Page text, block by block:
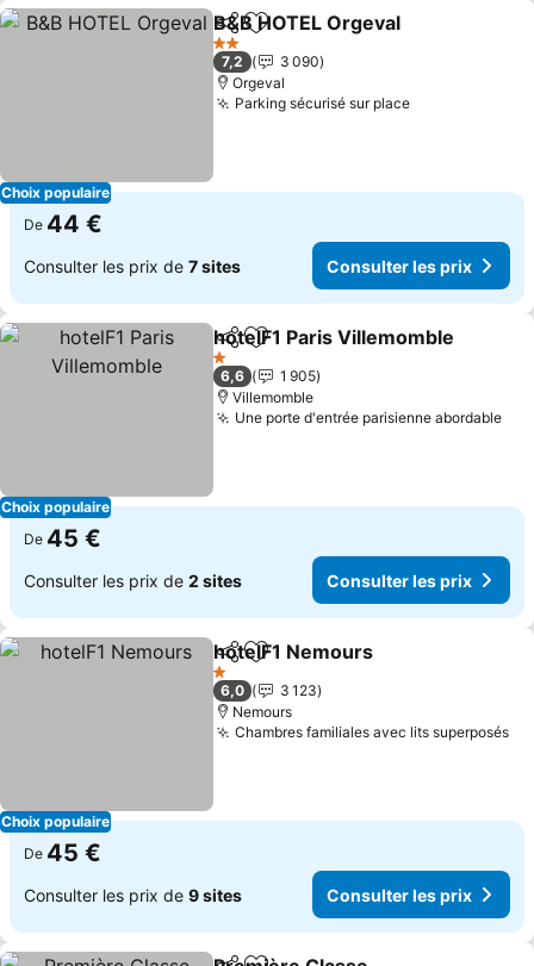
Choix populaire
PartagerAjouter à mes favoris
B&B HOTEL Orgeval
2 Étoiles
7,2
3 090
Orgeval
Parking sécurisé sur place
De 44 €
Consulter les prix de 7 sites Consulter les prix
Choix populaire
PartagerAjouter à mes favoris
hotelF1 Paris Villemomble
1 Étoiles
6,6
1 905
Villemomble
Une porte d'entrée parisienne abordable
De 45 €
Consulter les prix de 2 sites Consulter les prix
Choix populaire
PartagerAjouter à mes favoris
hotelF1 Nemours
1 Étoiles
6,0
3 123
Nemours
Chambres familiales avec lits superposés
De 45 €
Consulter les prix de 9 sites Consulter les prix